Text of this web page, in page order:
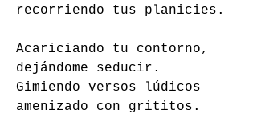
recorriendo tus planicies.
Acariciando tu contorno,
dejándome seducir.
Gimiendo versos lúdicos
amenizado con grititos.